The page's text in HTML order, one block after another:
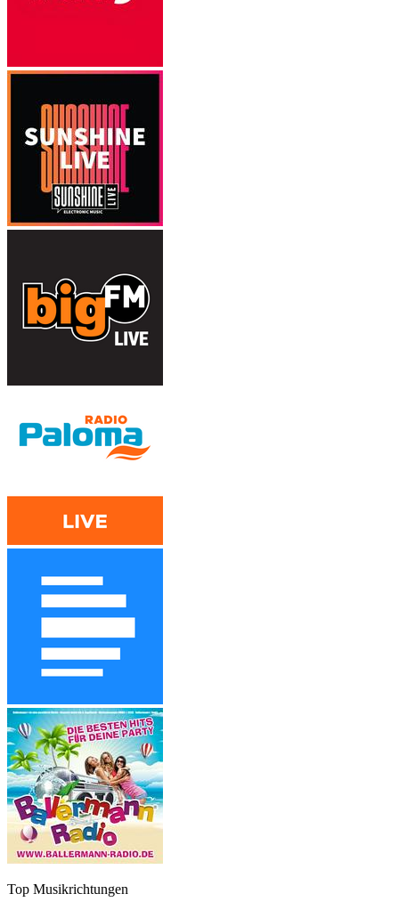
Top Musikrichtungen